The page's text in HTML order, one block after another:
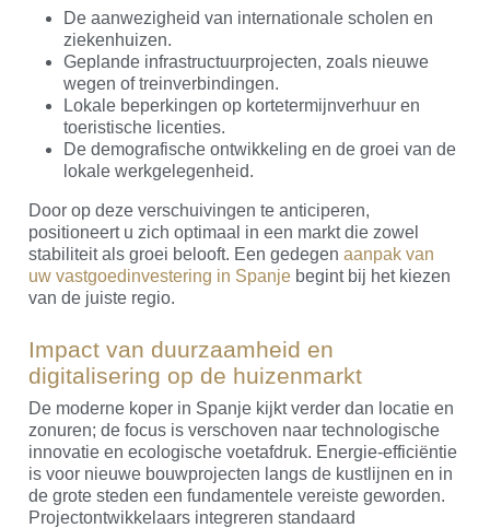
De aanwezigheid van internationale scholen en
ziekenhuizen.
Geplande infrastructuurprojecten, zoals nieuwe
wegen of treinverbindingen.
Lokale beperkingen op kortetermijnverhuur en
toeristische licenties.
De demografische ontwikkeling en de groei van de
lokale werkgelegenheid.
Door op deze verschuivingen te anticiperen,
positioneert u zich optimaal in een markt die zowel
stabiliteit als groei belooft. Een gedegenaanpak van
uw vastgoedinvestering in Spanje begint bij het kiezen
van de juiste regio.
Impact van duurzaamheid en
digitalisering op de huizenmarkt
De moderne koper in Spanje kijkt verder dan locatie en
zonuren; de focus is verschoven naar technologische
innovatie en ecologische voetafdruk. Energie-efficiëntie
is voor nieuwe bouwprojecten langs de kustlijnen en in
de grote steden een fundamentele vereiste geworden.
Projectontwikkelaars integreren standaard